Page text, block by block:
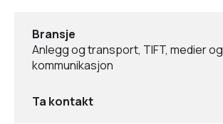
Bransje
Anlegg og transport, TIFT, medier og
kommunikasjon
Ta kontakt